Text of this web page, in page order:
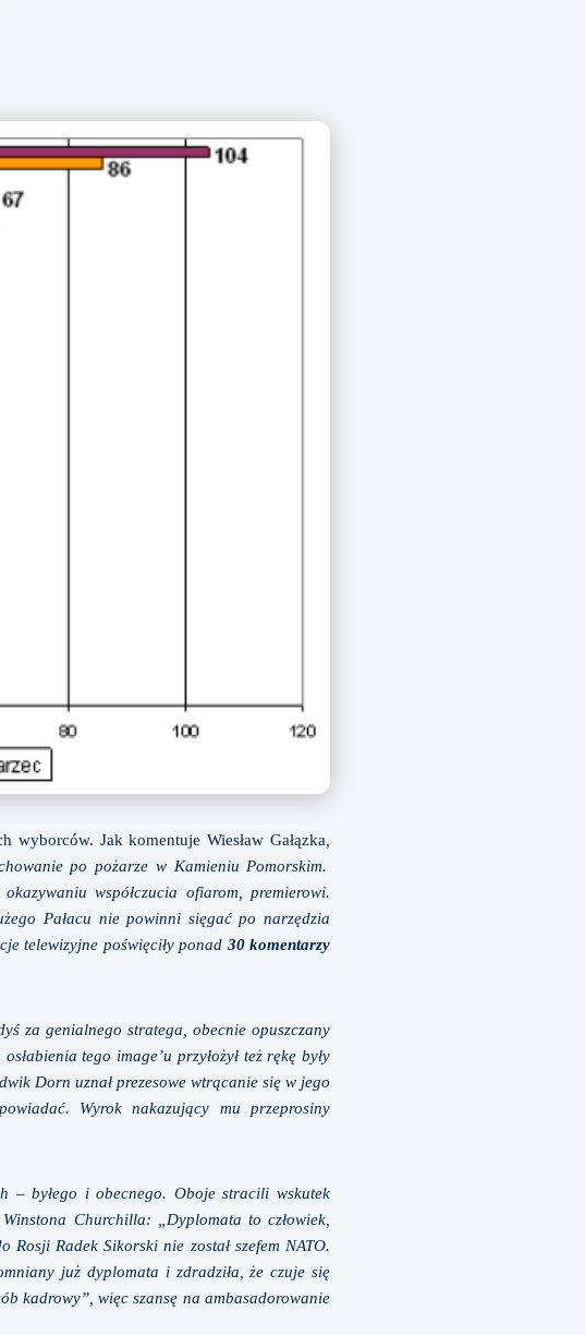
Jak komentuje Wiesław Gałązka,
po pożarze w Kamieniu Pomorskim.
współczucia ofiarom, premierowi.
Pałacu nie powinni sięgać po narzędzia
telewizyjne poświęciły ponad 30 komentarzy
za genialnego stratega, obecnie opuszczany
tego image’u przyłożył też rękę były
Dorn uznał prezesowe wtrącanie się w jego
Wyrok nakazujący mu przeprosiny
– byłego i obecnego. Oboje stracili wskutek
Churchilla: „Dyplomata to człowiek,
Radek Sikorski nie został szefem NATO.
już dyplomata i zdradziła, że czuje się
kadrowy”, więc szansę na ambasadorowanie